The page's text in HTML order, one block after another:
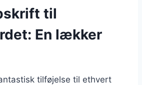
til
En lækker
tilføjelse til ethvert